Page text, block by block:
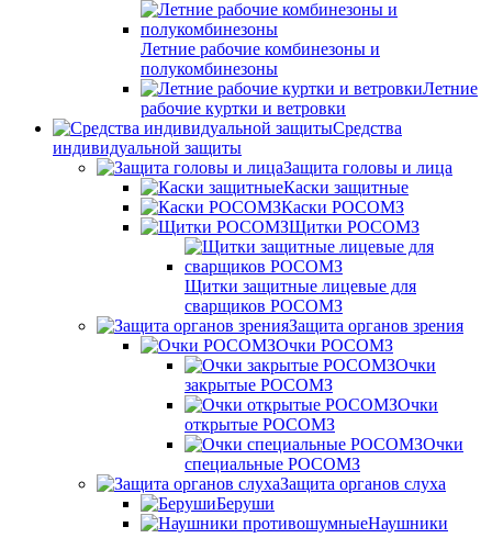
Летние рабочие комбинезоны и
полукомбинезоны
Летние
рабочие куртки и ветровки
Средства
индивидуальной защиты
Защита головы и лица
Каски защитные
Каски РОСОМЗ
Щитки РОСОМЗ
Щитки защитные лицевые для
сварщиков РОСОМЗ
Защита органов зрения
Очки РОСОМЗ
Очки
закрытые РОСОМЗ
Очки
открытые РОСОМЗ
Очки
специальные РОСОМЗ
Защита органов слуха
Беруши
Наушники